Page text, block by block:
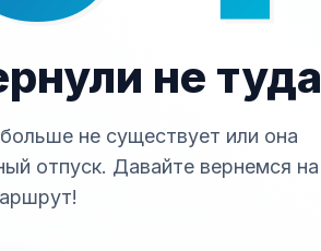
не туда
не существует или она
отпуск. Давайте вернемся на